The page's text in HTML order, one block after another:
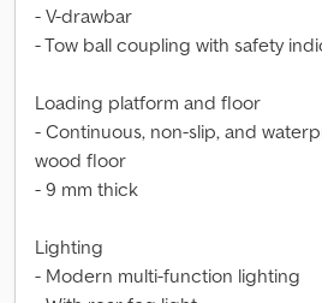
- V-drawbar
- Tow ball coupling with safety
Loading platform and floor
- Continuous, non-slip, and
wood floor
- 9 mm thick
Lighting
- Modern multi-function lighting